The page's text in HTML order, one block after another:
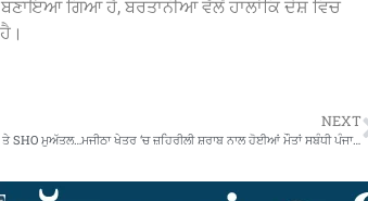
ਗਿਆ ਹੈ, ਬਰਤਾਨੀਆ ਵੱਲੋਂ ਹਾਲਾਂਕਿ ਦੇਸ਼ ਵਿਚ
NEXT
DSP ਤੇ SHO ਮੁਅੱਤਲ…ਮਜੀਠਾ ਖੇਤਰ ‘ਚ ਜ਼ਹਿਰੀਲੀ ਸ਼ਰਾਬ ਨਾਲ ਹੋਈਆਂ ਮੌਤਾਂ ਸਬੰਧੀ ਪੰਜਾਬ ਸਰਕਾਰ ਦੀ ਸਖ਼ਤ ਕਾਰਵਾਈ